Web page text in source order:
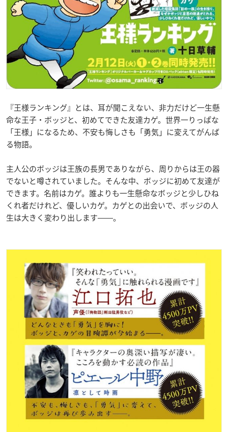
『王様ランキング』とは、耳が聞こえない、非力だけど一生懸
命な王子・ボッジと、初めてできた友達カゲ。世界一りっぱな
「王様」になるため、不安も悔しさも「勇気」に変えてがんば
る物語。
主人公のボッジは王族の長男でありながら、周りからは王の器
でないと噂されていました。そんな中、ボッジに初めて友達が
できます。名前はカゲ。誰よりも一生懸命なボッジと少しひね
くれ者だけれど、優しいカゲ。カゲとの出会いで、ボッジの人
生は大きく変わり出します――。